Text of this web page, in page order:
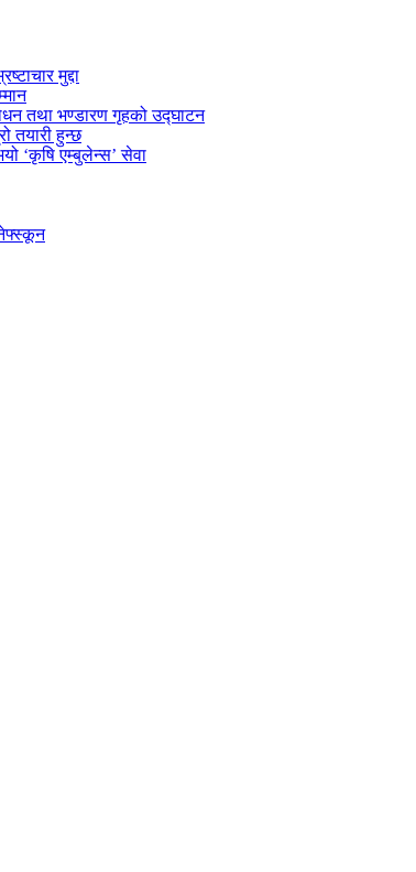
मुद्दा
तथा भण्डारण गृहको उद्घाटन
तयारी हुन्छ
‘कृषि एम्बुलेन्स’ सेवा
नेफ्स्कून